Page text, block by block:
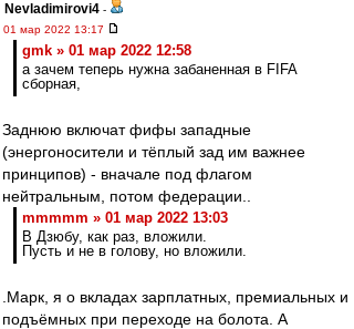
Nevladimirovi4 -
01 мар 2022 13:17
gmk » 01 мар 2022 12:58
а зачем теперь нужна забаненная в FIFA
сборная,
Заднюю включат фифы западные
(энергоносители и тёплый зад им важнее
принципов) - вначале под флагом
нейтральным, потом федерации..
mmmmm » 01 мар 2022 13:03
В Дзюбу, как раз, вложили.
Пусть и не в голову, но вложили.
.Марк, я о вкладах зарплатных, премиальных и
подъёмных при переходе на болота. А